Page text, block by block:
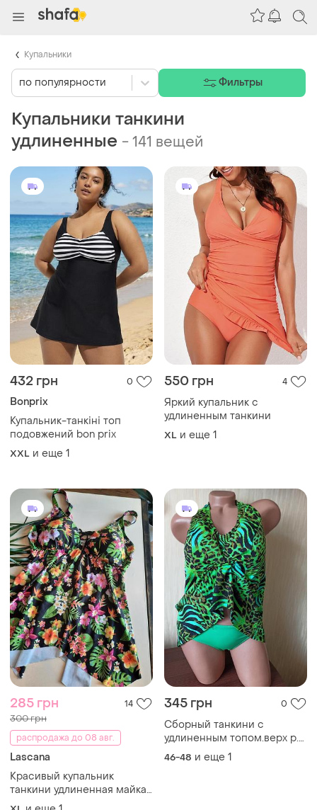
Купальники танкини
удлиненные -141 вещей
432 грн 0
Bonprix
Купальник-танкіні топ
подовжений bon prix
XXL и еще 1
550 грн 4
Яркий купальник с
удлиненным танкини
XL и еще 1
285 грн 14
300 грн
распродажа до 08 авг.
Lascana
Красивый купальник
танкини удлиненная майка
размер xl/2xl
345 грн 0
Сборный танкини с
удлиненным топом.верх р.
48-52 трусики р. 46-48
46-48 и еще 1
по популярности Фильтры
Купальники